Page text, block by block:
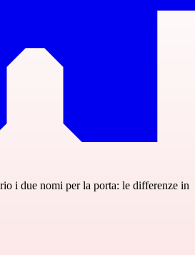
i due nomi per la porta: le differenze in